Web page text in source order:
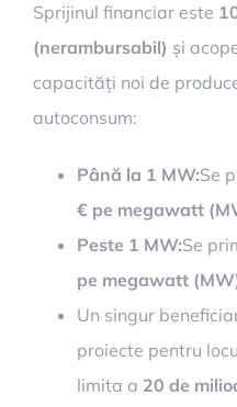
Sprijinul financiar este
(nerambursabil) și
capacități noi de
autoconsum:
Până la 1 MW:Se
€ pe megawatt
Peste 1 MW:Se
pe megawatt
Un singur
proiecte pentru
limita a 20 de